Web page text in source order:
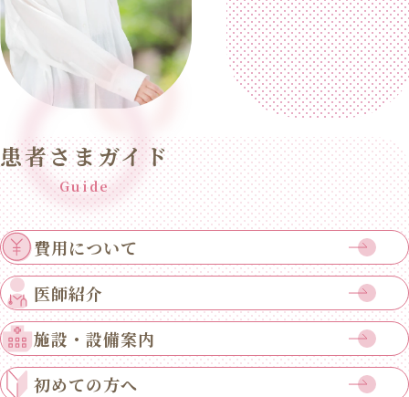
患者さまガイド
Guide
費用について
医師紹介
施設・設備案内
初めての方へ